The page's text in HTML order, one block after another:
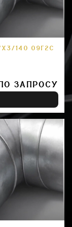
140 09Г2С
ЗАПРОСУ